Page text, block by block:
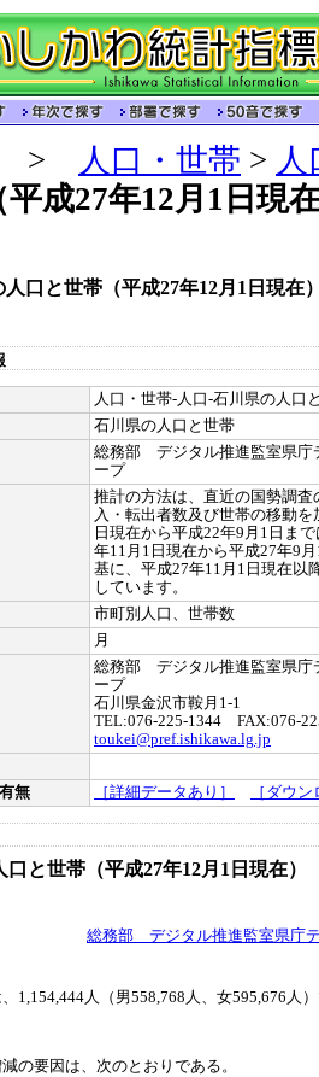
> 人口・世帯 > 人
成27年12月1日現
人口と世帯（平成27年12月1日現在
人口・世帯-人口-石川県の人口
石川県の人口と世帯
総務部 デジタル推進監室県庁
ープ
推計の方法は、直近の国勢調
入・転出者数及び世帯の移動
日現在から平成22年9月1日ま
年11月1日現在から平成27年9
基に、平成27年11月1日現在以
しています。
市町別人口、世帯数
月
総務部 デジタル推進監室県庁
ープ
石川県金沢市鞍月1-1
TEL:076-225-1344 FAX:076-
toukei@pref.ishikawa.lg.jp
無
［詳細データあり］ ［ダウ
口と世帯（平成27年12月1日現在
総務部 デジタル推進監室県庁
1,154,444人（男558,768人、女595,676人
の要因は、次のとおりである。